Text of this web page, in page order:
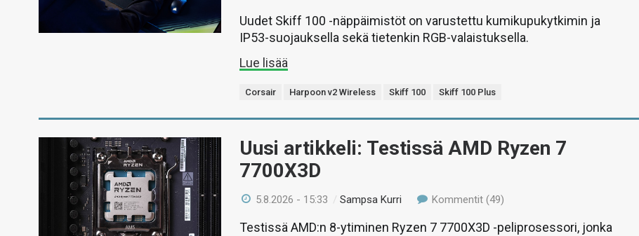
Uudet Skiff 100 -näppäimistöt on varustettu kumikupukytkimin ja
IP53-suojauksella sekä tietenkin RGB-valaistuksella.
Lue lisää
Corsair Harpoon v2 Wireless Skiff 100 Skiff 100 Plus
Uusi artikkeli: Testissä AMD Ryzen 7
7700X3D
5.8.2026 - 15:33 /Sampsa Kurri Kommentit (49)
Testissä AMD:n 8-ytiminen Ryzen 7 7700X3D -peliprosessori, jonka